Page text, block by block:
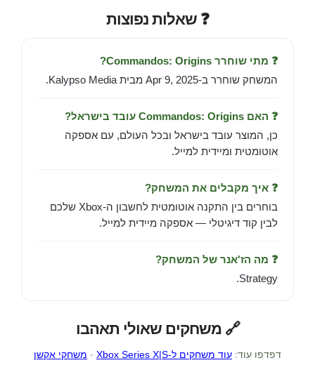
❓ שאלות נפוצות
❓ מתי שוחרר Commandos: Origins?
המשחק שוחרר ב-Apr 9, 2025 מבית Kalypso Media.
❓ האם Commandos: Origins עובד בישראל?
כן, המוצר עובד בישראל ובכל העולם, עם אספקה
אוטומטית ומיידית למייל.
❓ איך מקבלים את המשחק?
בוחרים בין התקנה אוטומטית לחשבון ה-Xbox שלכם
לבין קוד דיגיטלי — אספקה מיידית למייל.
❓ מה הז'אנר של המשחק?
Strategy.
🔗 משחקים שאולי תאהבו
דפדפו עוד: עוד משחקים ל-Xbox Series X|S · משחקי אקשן